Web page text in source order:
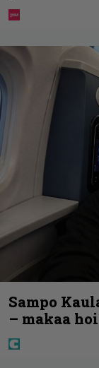
Sampo
– makaa